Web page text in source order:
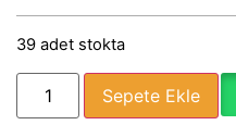
39 adet stokta
Sepete Ekle